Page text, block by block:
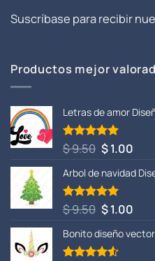
Suscríbase para recibir
Productos mejor
Letras de amor
Valorado
con
de 5
$9.50 El
original
era:
$ 9.50.
$1.00El
$
Arbol de navidad
Valorado
con
de 5
$9.50 El
original
era:
$1.00El
Bonito diseño